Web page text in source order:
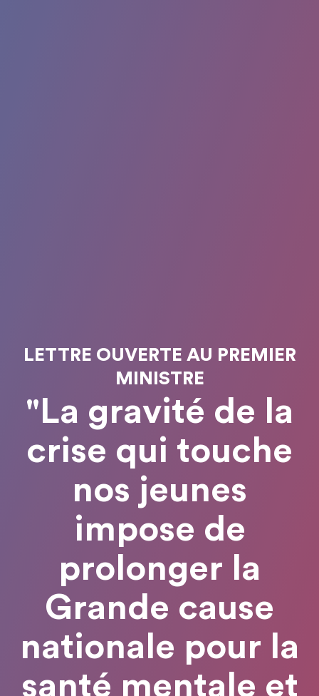
LETTRE OUVERTE AU PREMIER
MINISTRE
"La gravité de la
crise qui touche
nos jeunes
impose de
prolonger la
Grande cause
nationale pour la
santé mentale et